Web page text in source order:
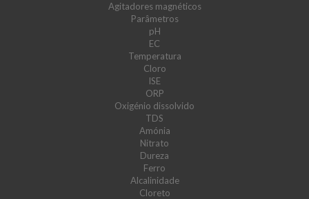
Agitadores magnéticos
Parâmetros
pH
EC
Temperatura
Cloro
ISE
ORP
Oxigénio dissolvido
TDS
Amónia
Nitrato
Dureza
Ferro
Alcalinidade
Cloreto